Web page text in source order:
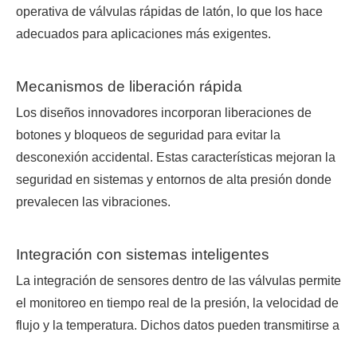
operativa de válvulas rápidas de latón, lo que los hace
adecuados para aplicaciones más exigentes.
Mecanismos de liberación rápida
Los diseños innovadores incorporan liberaciones de
botones y bloqueos de seguridad para evitar la
desconexión accidental. Estas características mejoran la
seguridad en sistemas y entornos de alta presión donde
prevalecen las vibraciones.
Integración con sistemas inteligentes
La integración de sensores dentro de las válvulas permite
el monitoreo en tiempo real de la presión, la velocidad de
flujo y la temperatura. Dichos datos pueden transmitirse a